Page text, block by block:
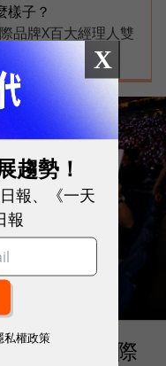
樣子？
品牌X百大經理人雙
力
國際
X
趨勢！
報、《一天
報
私權政策